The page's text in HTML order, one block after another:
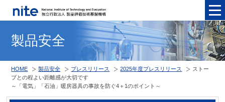
製品安全
HOME 製品安全 プレスリリース 2025年度プレスリリース
ストー
ブとの程よい距離感が大切です
～「電気」「石油」暖房器具の事故を防ぐ4＋1のポイント～